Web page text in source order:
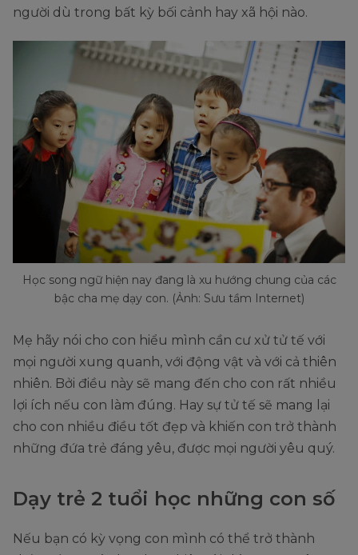
người dù trong bất kỳ bối cảnh hay xã hội nào.
Học song ngữ hiện nay đang là xu hướng chung của các
bậc cha mẹ dạy con. (Ảnh: Sưu tầm Internet)
Mẹ hãy nói cho con hiểu mình cần cư xử tử tế với
mọi người xung quanh, với động vật và với cả thiên
nhiên. Bởi điều này sẽ mang đến cho con rất nhiều
lợi ích nếu con làm đúng. Hay sự tử tế sẽ mang lại
cho con nhiều điều tốt đẹp và khiến con trở thành
những đứa trẻ đáng yêu, được mọi người yêu quý.
Dạy trẻ 2 tuổi học những con số
Nếu bạn có kỳ vọng con mình có thể trở thành